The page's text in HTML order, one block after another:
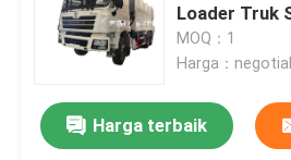
Loader Truk
MOQ：1
Harga：
Harga terbaik